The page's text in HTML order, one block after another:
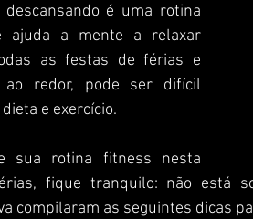
é uma rotina
ajuda a mente a relaxar
as festas de férias e
ao redor, pode ser difícil
e exercício.
sua rotina fitness nesta
fique tranquilo: não está
compilaram as seguintes dicas